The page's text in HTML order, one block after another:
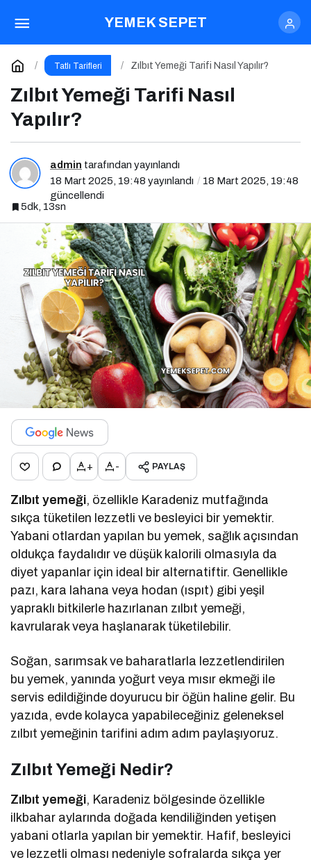
YEMEK SEPET
Tatlı Tarifleri Zılbıt Yemeği Tarifi Nasıl Yapılır?
Zılbıt Yemeği Tarifi Nasıl
Yapılır?
admin tarafından yayınlandı
18 Mart 2025, 19:48 yayınlandı
18 Mart 2025, 19:48
güncellendi
5dk, 13sn
+ - PAYLAŞ
Zılbıt yemeği, özellikle Karadeniz mutfağında
sıkça tüketilen lezzetli ve besleyici bir yemektir.
Yabani otlardan yapılan bu yemek, sağlık açısından
oldukça faydalıdır ve düşük kalorili olmasıyla da
diyet yapanlar için ideal bir alternatiftir. Genellikle
pazı, kara lahana veya hodan (ıspıt) gibi yeşil
yapraklı bitkilerle hazırlanan zılbıt yemeği,
kavrularak veya haşlanarak tüketilebilir.
Soğan, sarımsak ve baharatlarla lezzetlendirilen
bu yemek, yanında yoğurt veya mısır ekmeği ile
servis edildiğinde doyurucu bir öğün haline gelir. Bu
yazıda, evde kolayca yapabileceğiniz geleneksel
zılbıt yemeğinin tarifini adım adım paylaşıyoruz.
Zılbıt Yemeği Nedir?
Zılbıt yemeği, Karadeniz bölgesinde özellikle
ilkbahar aylarında doğada kendiliğinden yetişen
yabani otlarla yapılan bir yemektir. Hafif, besleyici
ve lezzetli olması nedeniyle sofralarda sıkça yer
Zeytinyağlı Makarna Tarifi
Nasıl Yapılır?
Yorum Yap